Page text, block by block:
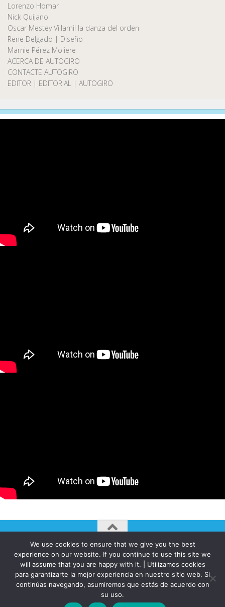
Lorenzo Homar
Nick Quijano
Oscar Mestey Villamil la danza del orden
Rene Delgado | Diseño
Marnie Pérez Moliere
ACERCA DE AUTOGIRO
CONTACTE AUTOGIRO
EDITOR | EDITORIAL | AUTOGIRO
AUTOGIRO/el giro del arte actual © JAVIER MARTINEZ 2026. All
Rights Reserved.
Funciona con - Diseñado con elTema Hueman
We use cookies to ensure that we give you the best
experience on our website. If you continue to use this site we
will assume that you are happy with it. | Utilizamos cookies
para garantizarte la mejor experiencia en nuestro sitio web. Si
continúas navegando, asumiremos que estás de acuerdo con
su uso.